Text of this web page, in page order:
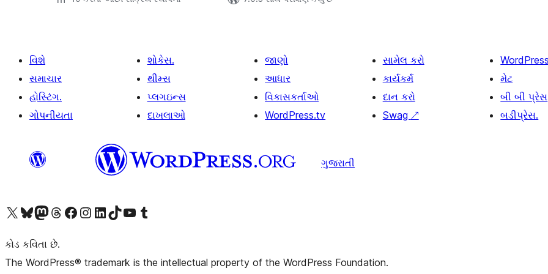
વિશે
સમાચાર
હોસ્ટિંગ.
ગોપનીયતા
શોકેસ.
થીમ્સ
પ્લગઇન્સ
દાખલાઓ
જાણો
આધાર
વિકાસકર્તાઓ
WordPress.tv
સામેલ કરો
કાર્યકર્મ
દાન કરો
Swag ↗
મેટ
બી બી પ્રેસ
બડીપ્રેસ.
ગુજરાતી
અમારા X (અગાઉ ટ્વિટર) એકાઉન્ટની મુલાકાત લોઅમારા Bluesky એકાઉન્ટની મુલાકાત લોઅમારા માસ્ટોડોન એકાઉન્ટની મુલાકાત લોઅમારા Threads એકાઉન્ટની મુલાકાત લો અમારા ફેસબુક પેજની મુલાકાત લોઅમારા ઇન્સ્ટાગ્રામ એકાઉન્ટની મુલાકાત લો અમારા LinkedIn એકાઉન્ટની મુલાકાત લોઅમારા TikTok એકાઉન્ટની મુલાકાત લોઅમારી YouTube ચેનલની મુલાકાત લો અમારા Tumblr એકાઉન્ટની મુલાકાત લો
કોડ કવિતા છે.
The WordPress® trademark is the intellectual property of the WordPress Foundation.